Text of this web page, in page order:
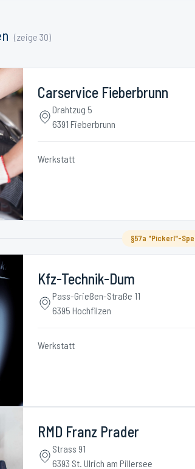
(zeige 30)
Carservice Fieberbrunn
Drahtzug 5
6391 Fieberbrunn
Werkstatt
§57a "Pickerl"-
Kfz-Technik-Dum
Pass-Grießen-Straße 11
6395 Hochfilzen
Werkstatt
RMD Franz Prader
Strass 91
6393 St. Ulrich am Pillersee